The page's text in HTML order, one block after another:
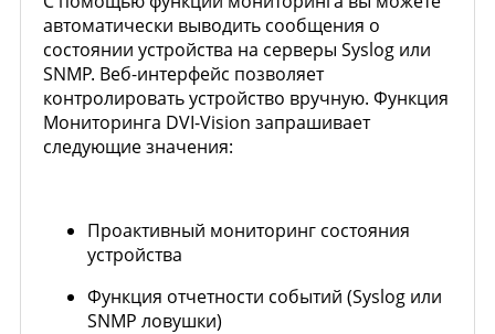
автоматически выводить сообщения о
состоянии устройства на серверы Syslog или
SNMP. Веб-интерфейс позволяет
контролировать устройство вручную. Функция
Мониторинга DVI-Vision запрашивает
следующие значения:
Проактивный мониторинг состояния
устройства
Функция отчетности событий (Syslog или
SNMP ловушки)